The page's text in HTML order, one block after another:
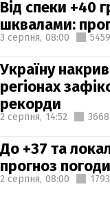
Від спеки +40
шквалами:
3 серпня, 08:00 5459
Україну
регіонах
рекорди
2 серпня, 14:52 3668
До +37 та
прогноз
2 серпня, 08:00 1793